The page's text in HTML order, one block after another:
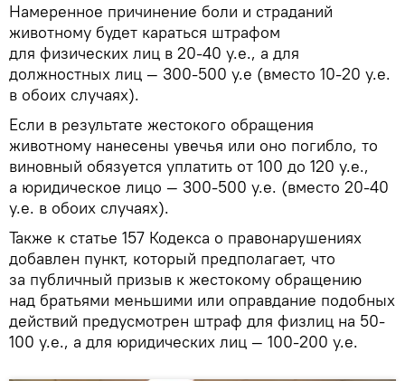
Намеренное причинение боли и страданий
животному будет караться штрафом
для физических лиц в 20-40 у.е., а для
должностных лиц — 300-500 у.е (вместо 10-20 у.е.
в обоих случаях).
Если в результате жестокого обращения
животному нанесены увечья или оно погибло, то
виновный обязуется уплатить от 100 до 120 у.е.,
а юридическое лицо — 300-500 у.е. (вместо 20-40
у.е. в обоих случаях).
Также к статье 157 Кодекса о правонарушениях
добавлен пункт, который предполагает, что
за публичный призыв к жестокому обращению
над братьями меньшими или оправдание подобных
действий предусмотрен штраф для физлиц на 50-
100 у.е., а для юридических лиц — 100-200 у.е.